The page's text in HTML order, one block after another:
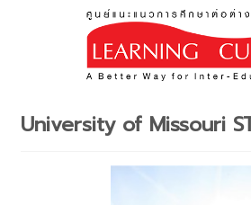
University of Missouri